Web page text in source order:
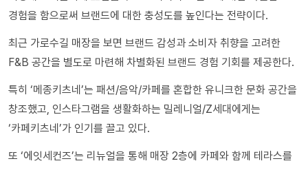
경험을 함으로써 브랜드에 대한 충성도를 높인다는 전략이다.
최근 가로수길 매장을 보면 브랜드 감성과 소비자 취향을 고려한
F&B 공간을 별도로 마련해 차별화된 브랜드 경험 기회를 제공한다.
특히 ‘메종키츠네’는 패션/음악/카페를 혼합한 유니크한 문화 공간을
창조했고, 인스타그램을 생활화하는 밀레니얼/Z세대에게는
‘카페키츠네’가 인기를 끌고 있다.
또 ‘에잇세컨즈’는 리뉴얼을 통해 매장 2층에 카페와 함께 테라스를